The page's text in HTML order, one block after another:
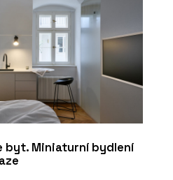
byt. Miniaturní bydlení